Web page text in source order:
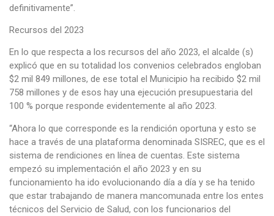
definitivamente”.
Recursos del 2023
En lo que respecta a los recursos del año 2023, el alcalde (s)
explicó que en su totalidad los convenios celebrados engloban
$2 mil 849 millones, de ese total el Municipio ha recibido $2 mil
758 millones y de esos hay una ejecución presupuestaria del
100 % porque responde evidentemente al año 2023.
“Ahora lo que corresponde es la rendición oportuna y esto se
hace a través de una plataforma denominada SISREC, que es el
sistema de rendiciones en línea de cuentas. Este sistema
empezó su implementación el año 2023 y en su
funcionamiento ha ido evolucionando día a día y se ha tenido
que estar trabajando de manera mancomunada entre los entes
técnicos del Servicio de Salud, con los funcionarios del